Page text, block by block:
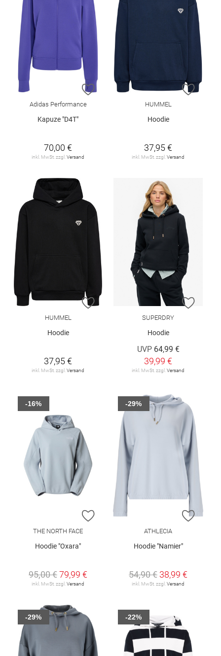
ZUR WUNSCHLISTE HINZUFÜGEN
Adidas Performance
Kapuze "D4T"
70,00 €
inkl. MwSt. zzgl. Versand
ZUR
HUMMEL
Hoodie
37,95 €
inkl. MwSt. zzgl. Versand
ZUR WUNSCHLISTE HINZUFÜGEN
HUMMEL
Hoodie
37,95 €
inkl. MwSt. zzgl. Versand
ZUR
SUPERDRY
Hoodie
UVP 64,99 €
39,99 €
inkl. MwSt. zzgl. Versand
ZUR WUNSCHLISTE HINZUFÜGEN
THE NORTH FACE
Hoodie "Oxara"
95,00 €79,99 €
inkl. MwSt. zzgl. Versand
-16%
ZUR
ATHLECIA
Hoodie "Namier"
54,90 € 38,99 €
inkl. MwSt. zzgl. Versand
-29%
-29% -22%